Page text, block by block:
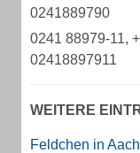
0241889790
0241 88979-11,
02418897911
WEITERE
Feldchen in